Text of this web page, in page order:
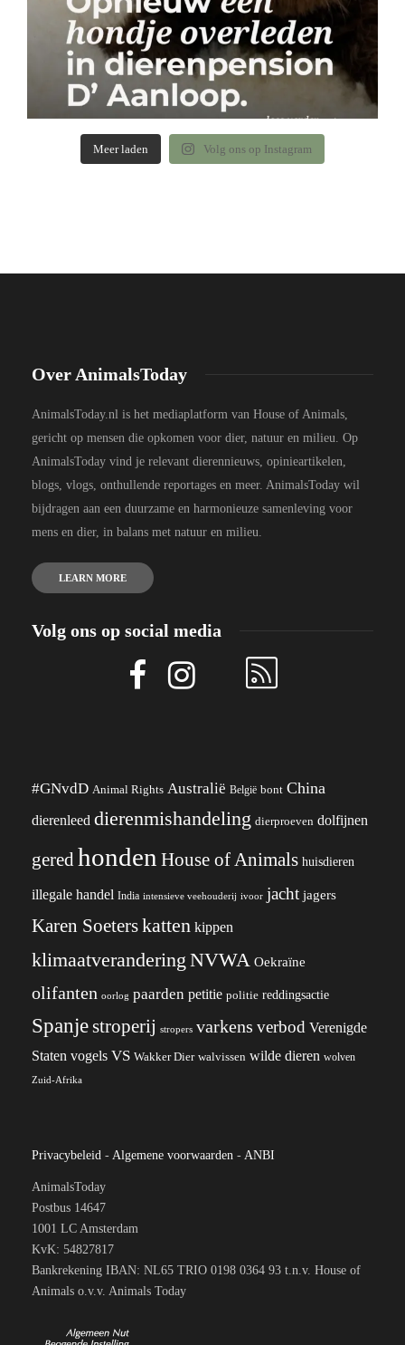
Meer laden Volg ons op Instagram
Over AnimalsToday
AnimalsToday.nl is het mediaplatform van House of Animals,
gericht op mensen die opkomen voor dier, natuur en milieu. Op
AnimalsToday vind je relevant dierennieuws, opinieartikelen,
blogs, vlogs, onthullende reportages en meer. AnimalsToday wil
bijdragen aan een duurzame en harmonieuze samenleving voor
mens en dier, in balans met natuur en milieu.
LEARN MORE
Volg ons op social media
#GNvdD Animal Rights Australië België bont China
dierenleed dierenmishandeling dierproeven dolfijnen
gered honden House of Animals huisdieren
illegale handel India intensieve veehouderij ivoor jacht jagers
Karen Soeterskatten kippen
klimaatverandering NVWA Oekraïne
olifanten oorlog paarden petitie politie reddingsactie
Spanjestroperij stropers varkens verbod Verenigde
Staten vogels VS Wakker Dier walvissen wilde dieren wolven
Zuid-Afrika
Privacybeleid - Algemene voorwaarden - ANBI
AnimalsToday
Postbus 14647
1001 LC Amsterdam
KvK: 54827817
Bankrekening IBAN: NL65 TRIO 0198 0364 93 t.n.v. House of
Animals o.v.v. Animals Today